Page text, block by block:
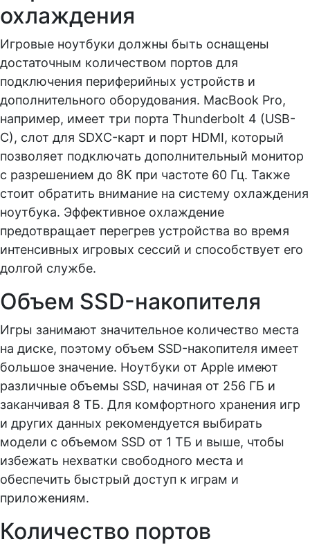
охлаждения
Игровые ноутбуки должны быть оснащены
достаточным количеством портов для
подключения периферийных устройств и
дополнительного оборудования. MacBook Pro,
например, имеет три порта Thunderbolt 4 (USB-
C), слот для SDXC-карт и порт HDMI, который
позволяет подключать дополнительный монитор
с разрешением до 8K при частоте 60 Гц. Также
стоит обратить внимание на систему охлаждения
ноутбука. Эффективное охлаждение
предотвращает перегрев устройства во время
интенсивных игровых сессий и способствует его
долгой службе.
Объем SSD-накопителя
Игры занимают значительное количество места
на диске, поэтому объем SSD-накопителя имеет
большое значение. Ноутбуки от Apple имеют
различные объемы SSD, начиная от 256 ГБ и
заканчивая 8 ТБ. Для комфортного хранения игр
и других данных рекомендуется выбирать
модели с объемом SSD от 1 ТБ и выше, чтобы
избежать нехватки свободного места и
обеспечить быстрый доступ к играм и
приложениям.
Количество портов